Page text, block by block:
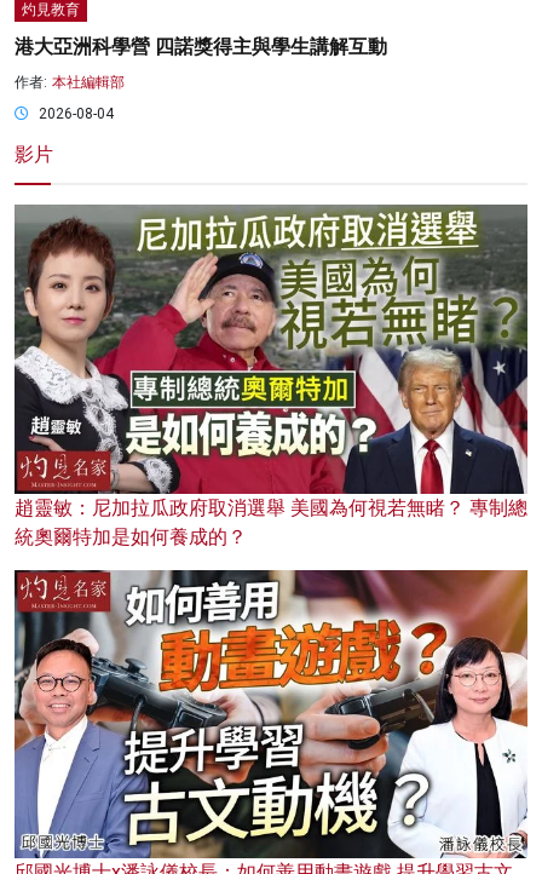
灼見教育
港大亞洲科學營 四諾獎得主與學生講解互動
作者: 本社編輯部
2026-08-04
影片
趙靈敏：尼加拉瓜政府取消選舉 美國為何視若無睹？ 專制總
統奧爾特加是如何養成的？